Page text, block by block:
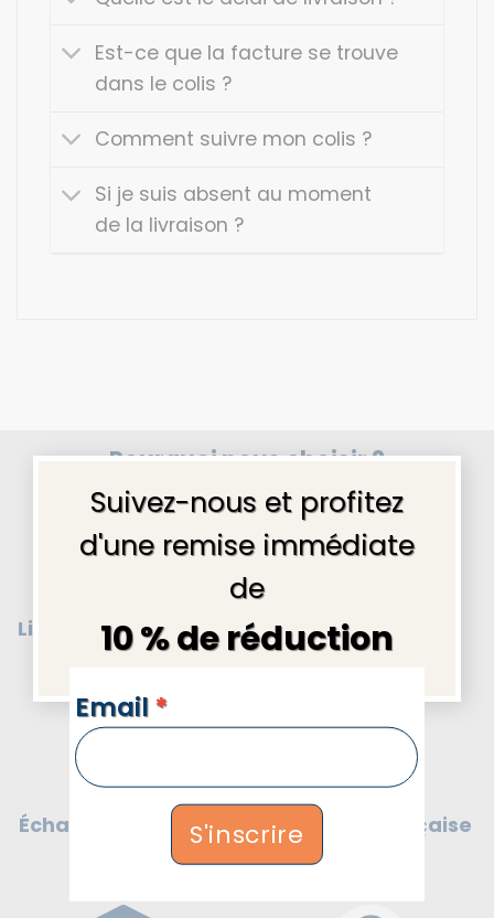
Suivez-nous et profitez
d'une remise immédiate
de
10 % de réduction
NEWSLETTERS
Email *
S'inscrire
Est-ce que la facture se trouve
dans le colis ?
Comment suivre mon colis ?
Si je suis absent au moment
de la livraison ?
Pourquoi nous choisir ?
Livraison gratuiteen
France
Message cadeau
offert
Échanges & Retours Boutique française
de cadeaux